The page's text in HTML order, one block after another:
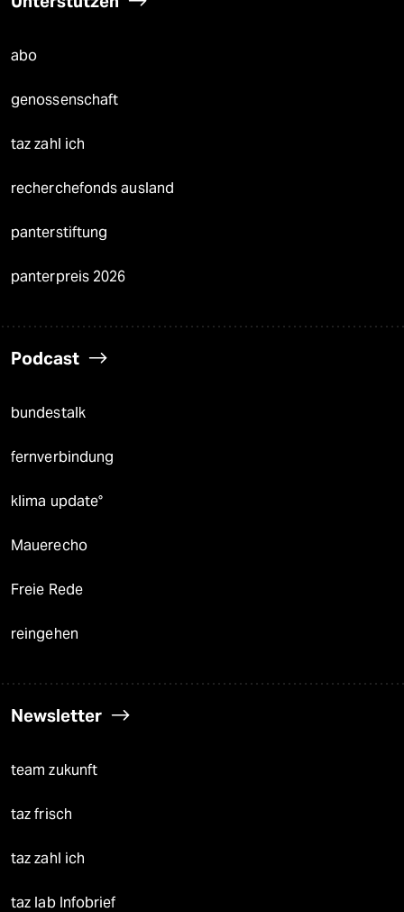
abo
genossenschaft
taz zahl ich
recherchefonds ausland
panterstiftung
panterpreis 2026
Podcast
bundestalk
fernverbindung
klima update°
Mauerecho
Freie Rede
reingehen
Newsletter
team zukunft
taz frisch
taz zahl ich
taz lab Infobrief